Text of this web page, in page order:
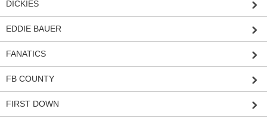
DICKIES
EDDIE BAUER
FANATICS
FB COUNTY
FIRST DOWN